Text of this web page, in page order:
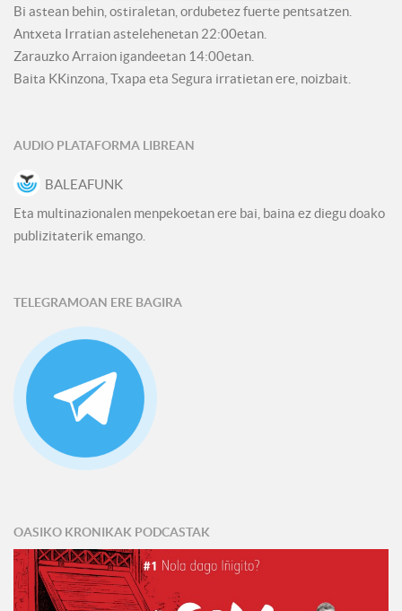
Bi astean behin, ostiraletan, ordubetez fuerte pentsatzen.
Antxeta Irratian astelehenetan 22:00etan.
Zarauzko Arraion igandeetan 14:00etan.
Baita KKinzona, Txapa eta Segura irratietan ere, noizbait.
AUDIO PLATAFORMA LIBREAN
BALEAFUNK
Eta multinazionalen menpekoetan ere bai, baina ez diegu doako
publizitaterik emango.
TELEGRAMOAN ERE BAGIRA
OASIKO KRONIKAK PODCASTAK